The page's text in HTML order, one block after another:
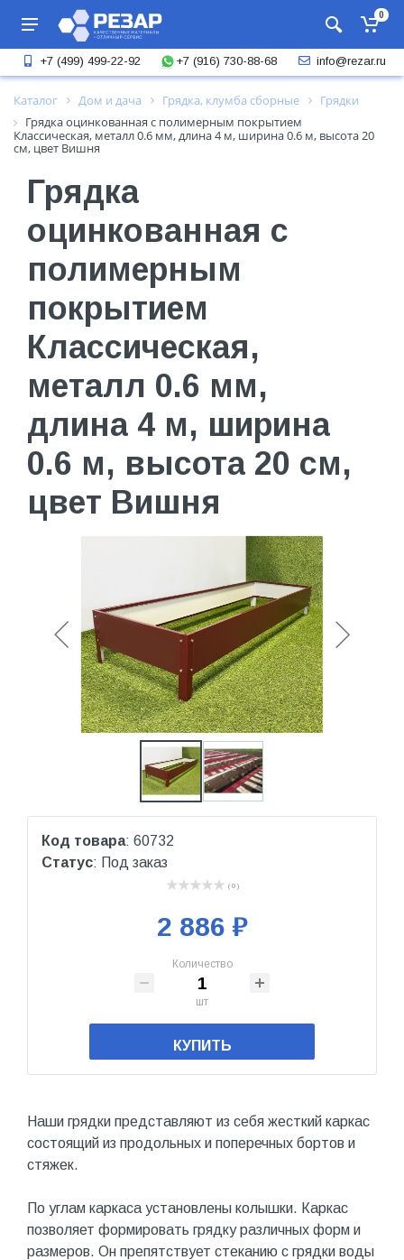
0
+7 (499) 499-22-92 +7 (916) 730-88-68 info@rezar.ru
Каталог Дом и дача Грядка, клумба сборные
Грядки
Грядка оцинкованная с полимерным покрытием
Классическая, металл 0.6 мм, длина 4 м, ширина 0.6 м, высота 20
см, цвет Вишня
Грядка
оцинкованная с
полимерным
покрытием
Классическая,
металл 0.6 мм,
длина 4 м, ширина
0.6 м, высота 20 см,
цвет Вишня
Код товара: 60732
Статус: Под заказ
( 0 )
2 886 ₽
Количество
шт
КУПИТЬ
Наши грядки представляют из себя жесткий каркас
состоящий из продольных и поперечных бортов и
стяжек.
По углам каркаса установлены колышки. Каркас
позволяет формировать грядку различных форм и
размеров. Он препятствует стеканию с грядки воды